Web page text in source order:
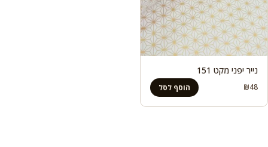
נייר יפני מקט 151
₪48 הוסף לסל